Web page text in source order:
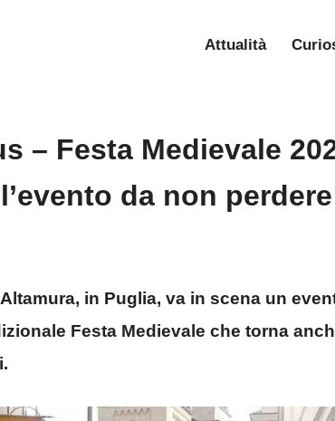
Attualità
– Festa Medievale
da non perdere
in Puglia, va in scena un
Festa Medievale che torna